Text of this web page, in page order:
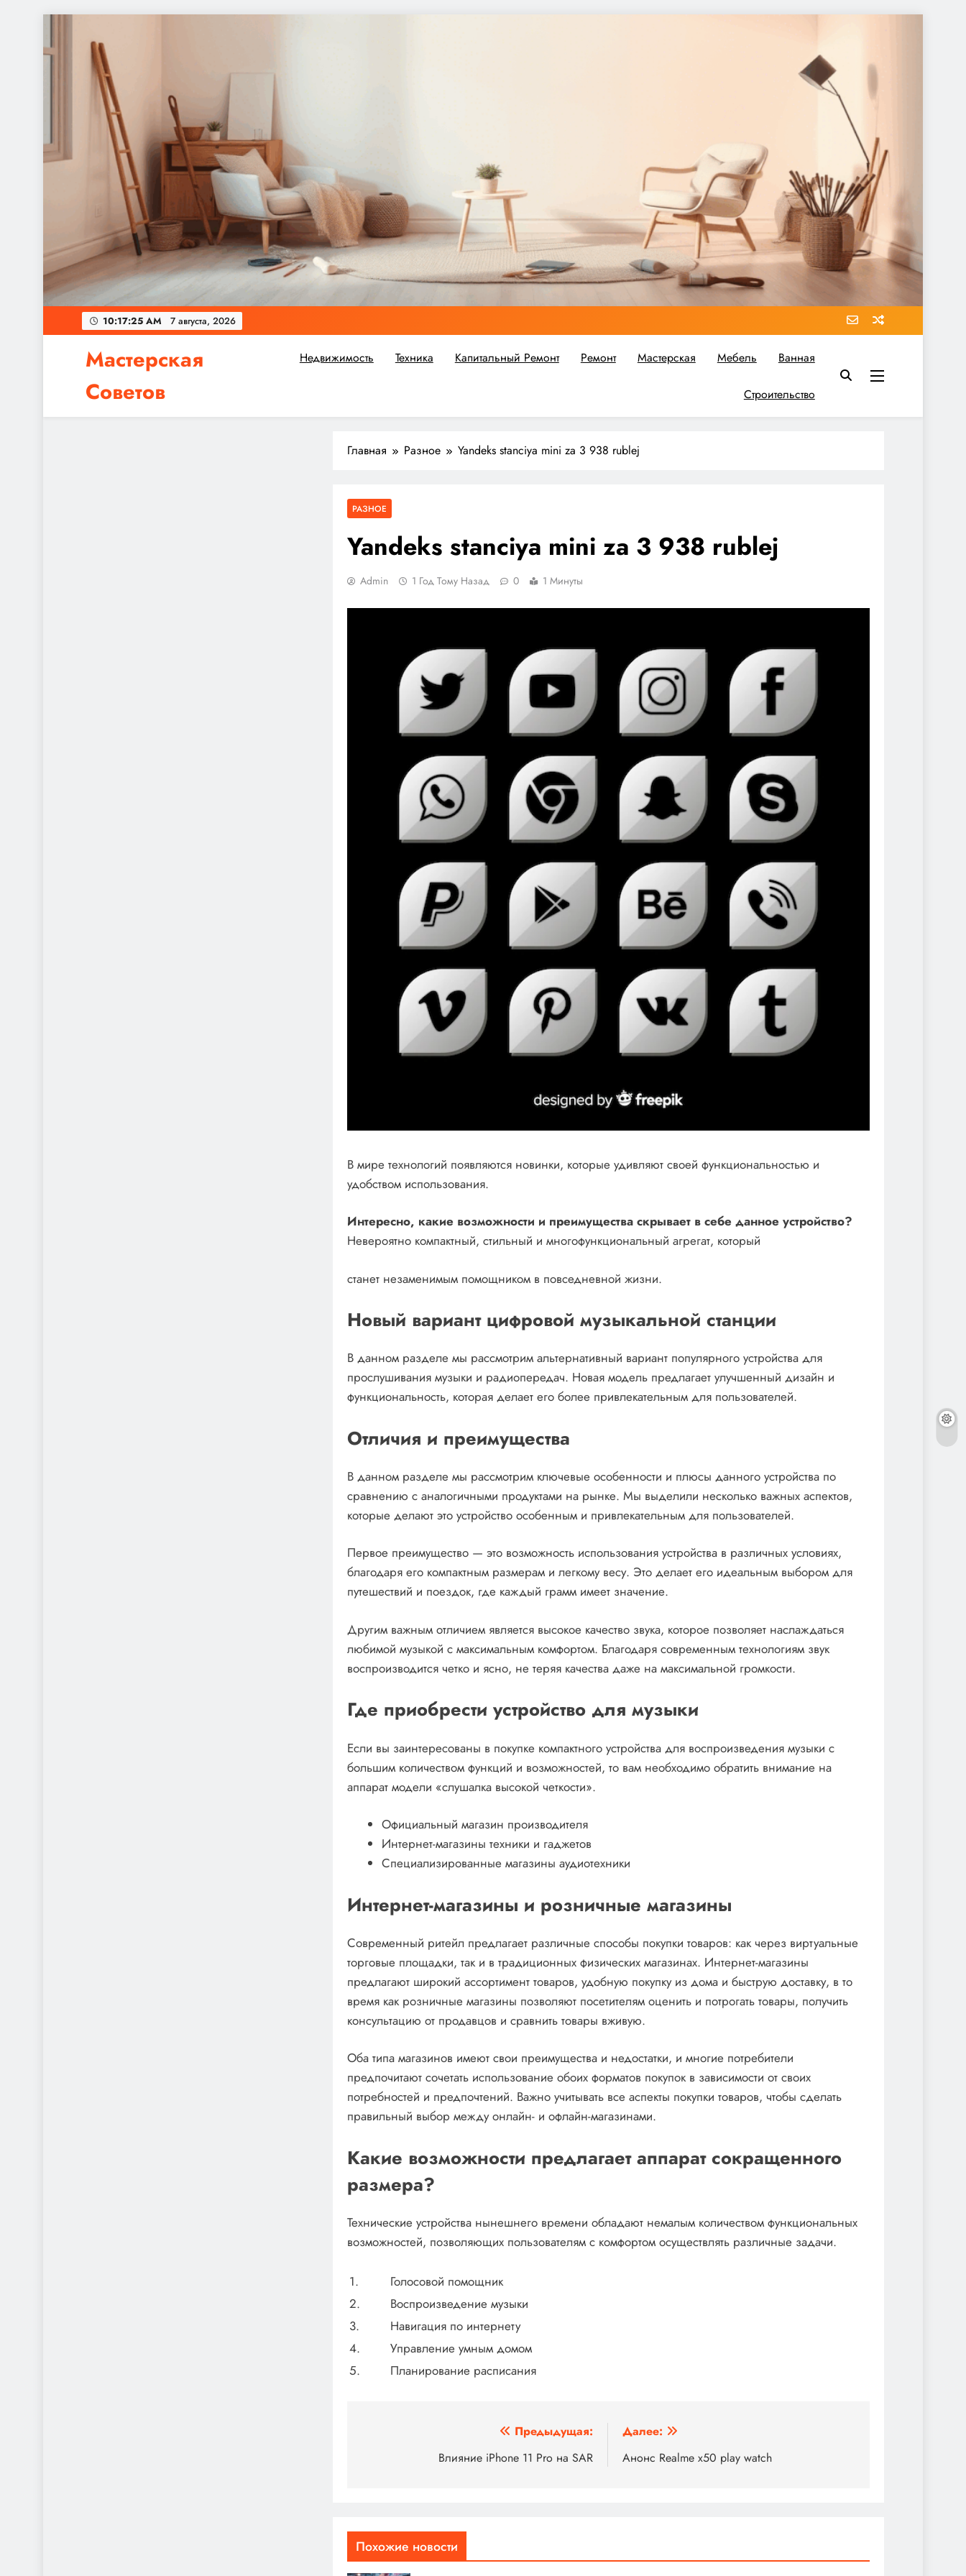
содержимому
10:17:26 AM 7 августа,
2026
Мастерская
Советов
Независимо от того, планируете ли вы небольшой ремонт или крупное строительство, в Мастерской Советов вы найдете все необходимое для реализации своих идей!
Недвижимость Техника Капитальный Ремонт Ремонт Мастерская Мебель Ванная
Строительство
Главная Разное Yandeks stanciya mini za 3 938 rublej
РАЗНОЕ
Yandeks stanciya mini za 3 938 rublej
Admin 1 Год Тому Назад 0 1 Минуты
В мире технологий появляются новинки, которые удивляют своей функциональностью и
удобством использования.
Интересно, какие возможности и преимущества скрывает в себе данное устройство?
Невероятно компактный, стильный и многофункциональный агрегат, который
станет незаменимым помощником в повседневной жизни.
Новый вариант цифровой музыкальной станции
В данном разделе мы рассмотрим альтернативный вариант популярного устройства для
прослушивания музыки и радиопередач. Новая модель предлагает улучшенный дизайн и
функциональность, которая делает его более привлекательным для пользователей.
Отличия и преимущества
В данном разделе мы рассмотрим ключевые особенности и плюсы данного устройства по
сравнению с аналогичными продуктами на рынке. Мы выделили несколько важных аспектов,
которые делают это устройство особенным и привлекательным для пользователей.
Первое преимущество — это возможность использования устройства в различных условиях,
благодаря его компактным размерам и легкому весу. Это делает его идеальным выбором для
путешествий и поездок, где каждый грамм имеет значение.
Другим важным отличием является высокое качество звука, которое позволяет наслаждаться
любимой музыкой с максимальным комфортом. Благодаря современным технологиям звук
воспроизводится четко и ясно, не теряя качества даже на максимальной громкости.
Где приобрести устройство для музыки
Если вы заинтересованы в покупке компактного устройства для воспроизведения музыки с
большим количеством функций и возможностей, то вам необходимо обратить внимание на
аппарат модели «слушалка высокой четкости».
Официальный магазин производителя
Интернет-магазины техники и гаджетов
Специализированные магазины аудиотехники
Интернет-магазины и розничные магазины
Современный ритейл предлагает различные способы покупки товаров: как через виртуальные
торговые площадки, так и в традиционных физических магазинах. Интернет-магазины
предлагают широкий ассортимент товаров, удобную покупку из дома и быструю доставку, в то
время как розничные магазины позволяют посетителям оценить и потрогать товары, получить
консультацию от продавцов и сравнить товары вживую.
Оба типа магазинов имеют свои преимущества и недостатки, и многие потребители
предпочитают сочетать использование обоих форматов покупок в зависимости от своих
потребностей и предпочтений. Важно учитывать все аспекты покупки товаров, чтобы сделать
правильный выбор между онлайн- и офлайн-магазинами.
Какие возможности предлагает аппарат сокращенного
размера?
Технические устройства нынешнего времени обладают немалым количеством функциональных
возможностей, позволяющих пользователям с комфортом осуществлять различные задачи.
1.
Голосовой помощник
2.
Воспроизведение музыки
3.
Навигация по интернету
4.
Управление умным домом
5.
Планирование расписания
Предыдущая:
Влияние iPhone 11 Pro на SAR
Далее:
Анонс Realme x50 play watch
Похожие новости